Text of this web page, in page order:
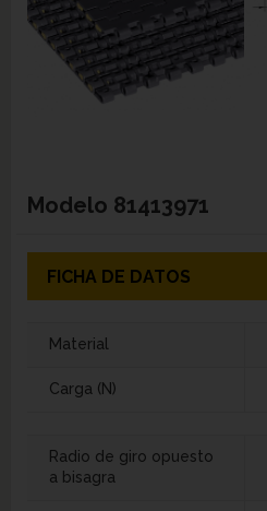
Modelo 81413971
FICHA DE DATOS
Material
Carga (N)
Radio de giro opuesto
a bisagra